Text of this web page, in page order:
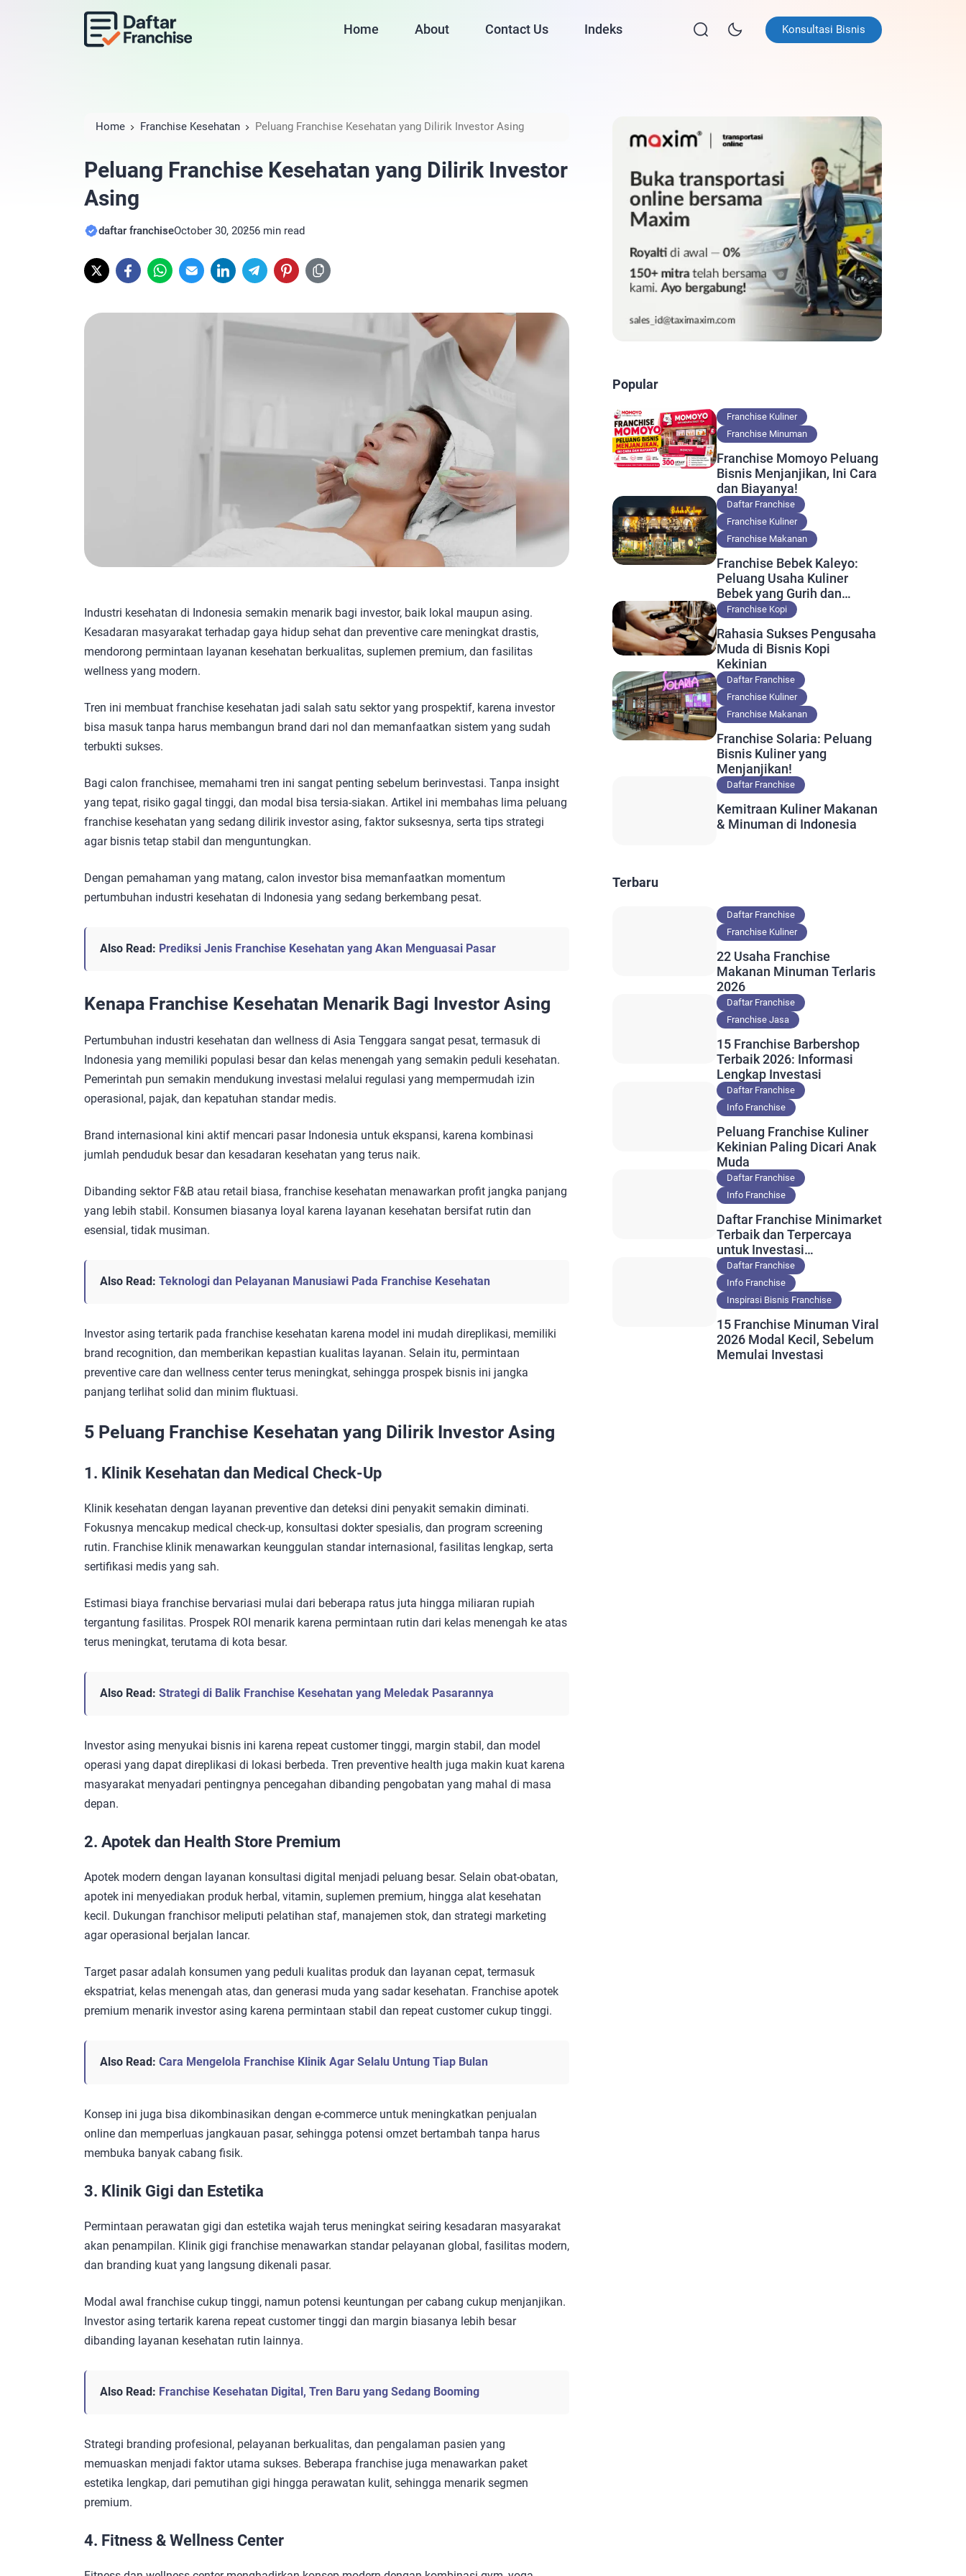
Home About Contact Us Indeks Konsultasi Bisnis
Home Franchise Kesehatan Peluang Franchise Kesehatan yang Dilirik Investor Asing
Peluang Franchise Kesehatan yang Dilirik Investor
Asing
daftar franchiseOctober 30, 20256 min read
Industri kesehatan di Indonesia semakin menarik bagi investor, baik lokal maupun asing.
Kesadaran masyarakat terhadap gaya hidup sehat dan preventive care meningkat drastis,
mendorong permintaan layanan kesehatan berkualitas, suplemen premium, dan fasilitas
wellness yang modern.
Tren ini membuat franchise kesehatan jadi salah satu sektor yang prospektif, karena investor
bisa masuk tanpa harus membangun brand dari nol dan memanfaatkan sistem yang sudah
terbukti sukses.
Bagi calon franchisee, memahami tren ini sangat penting sebelum berinvestasi. Tanpa insight
yang tepat, risiko gagal tinggi, dan modal bisa tersia-siakan. Artikel ini membahas lima peluang
franchise kesehatan yang sedang dilirik investor asing, faktor suksesnya, serta tips strategi
agar bisnis tetap stabil dan menguntungkan.
Dengan pemahaman yang matang, calon investor bisa memanfaatkan momentum
pertumbuhan industri kesehatan di Indonesia yang sedang berkembang pesat.
Also Read: Prediksi Jenis Franchise Kesehatan yang Akan Menguasai Pasar
Kenapa Franchise Kesehatan Menarik Bagi Investor Asing
Pertumbuhan industri kesehatan dan wellness di Asia Tenggara sangat pesat, termasuk di
Indonesia yang memiliki populasi besar dan kelas menengah yang semakin peduli kesehatan.
Pemerintah pun semakin mendukung investasi melalui regulasi yang mempermudah izin
operasional, pajak, dan kepatuhan standar medis.
Brand internasional kini aktif mencari pasar Indonesia untuk ekspansi, karena kombinasi
jumlah penduduk besar dan kesadaran kesehatan yang terus naik.
Dibanding sektor F&B atau retail biasa, franchise kesehatan menawarkan profit jangka panjang
yang lebih stabil. Konsumen biasanya loyal karena layanan kesehatan bersifat rutin dan
esensial, tidak musiman.
Also Read: Teknologi dan Pelayanan Manusiawi Pada Franchise Kesehatan
Investor asing tertarik pada franchise kesehatan karena model ini mudah direplikasi, memiliki
brand recognition, dan memberikan kepastian kualitas layanan. Selain itu, permintaan
preventive care dan wellness center terus meningkat, sehingga prospek bisnis ini jangka
panjang terlihat solid dan minim fluktuasi.
5 Peluang Franchise Kesehatan yang Dilirik Investor Asing
1. Klinik Kesehatan dan Medical Check-Up
Klinik kesehatan dengan layanan preventive dan deteksi dini penyakit semakin diminati.
Fokusnya mencakup medical check-up, konsultasi dokter spesialis, dan program screening
rutin. Franchise klinik menawarkan keunggulan standar internasional, fasilitas lengkap, serta
sertifikasi medis yang sah.
Estimasi biaya franchise bervariasi mulai dari beberapa ratus juta hingga miliaran rupiah
tergantung fasilitas. Prospek ROI menarik karena permintaan rutin dari kelas menengah ke atas
terus meningkat, terutama di kota besar.
Also Read: Strategi di Balik Franchise Kesehatan yang Meledak Pasarannya
Investor asing menyukai bisnis ini karena repeat customer tinggi, margin stabil, dan model
operasi yang dapat direplikasi di lokasi berbeda. Tren preventive health juga makin kuat karena
masyarakat menyadari pentingnya pencegahan dibanding pengobatan yang mahal di masa
depan.
2. Apotek dan Health Store Premium
Apotek modern dengan layanan konsultasi digital menjadi peluang besar. Selain obat-obatan,
apotek ini menyediakan produk herbal, vitamin, suplemen premium, hingga alat kesehatan
kecil. Dukungan franchisor meliputi pelatihan staf, manajemen stok, dan strategi marketing
agar operasional berjalan lancar.
Target pasar adalah konsumen yang peduli kualitas produk dan layanan cepat, termasuk
ekspatriat, kelas menengah atas, dan generasi muda yang sadar kesehatan. Franchise apotek
premium menarik investor asing karena permintaan stabil dan repeat customer cukup tinggi.
Also Read: Cara Mengelola Franchise Klinik Agar Selalu Untung Tiap Bulan
Konsep ini juga bisa dikombinasikan dengan e-commerce untuk meningkatkan penjualan
online dan memperluas jangkauan pasar, sehingga potensi omzet bertambah tanpa harus
membuka banyak cabang fisik.
3. Klinik Gigi dan Estetika
Permintaan perawatan gigi dan estetika wajah terus meningkat seiring kesadaran masyarakat
akan penampilan. Klinik gigi franchise menawarkan standar pelayanan global, fasilitas modern,
dan branding kuat yang langsung dikenali pasar.
Modal awal franchise cukup tinggi, namun potensi keuntungan per cabang cukup menjanjikan.
Investor asing tertarik karena repeat customer tinggi dan margin biasanya lebih besar
dibanding layanan kesehatan rutin lainnya.
Also Read: Franchise Kesehatan Digital, Tren Baru yang Sedang Booming
Strategi branding profesional, pelayanan berkualitas, dan pengalaman pasien yang
memuaskan menjadi faktor utama sukses. Beberapa franchise juga menawarkan paket
estetika lengkap, dari pemutihan gigi hingga perawatan kulit, sehingga menarik segmen
premium.
4. Fitness & Wellness Center
Popular
Franchise Kuliner
Franchise Minuman
Franchise Momoyo Peluang
Bisnis Menjanjikan, Ini Cara
dan Biayanya!
Daftar Franchise
Franchise Kuliner
Franchise Makanan
Franchise Bebek Kaleyo:
Peluang Usaha Kuliner
Bebek yang Gurih dan
Nikmat
Franchise Kopi
Rahasia Sukses Pengusaha
Muda di Bisnis Kopi
Kekinian
Daftar Franchise
Franchise Kuliner
Franchise Makanan
Franchise Solaria: Peluang
Bisnis Kuliner yang
Menjanjikan!
Daftar Franchise
Kemitraan Kuliner Makanan
& Minuman di Indonesia
Terbaru
Daftar Franchise
Franchise Kuliner
22 Usaha Franchise
Makanan Minuman Terlaris
2026
Daftar Franchise
Franchise Jasa
15 Franchise Barbershop
Terbaik 2026: Informasi
Lengkap Investasi
Daftar Franchise
Info Franchise
Peluang Franchise Kuliner
Kekinian Paling Dicari Anak
Muda
Daftar Franchise
Info Franchise
Daftar Franchise Minimarket
Terbaik dan Terpercaya
untuk Investasi
Menguntungkan
Daftar Franchise
Info Franchise
Inspirasi Bisnis Franchise
15 Franchise Minuman Viral
2026 Modal Kecil, Sebelum
Memulai Investasi